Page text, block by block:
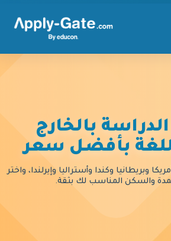
بالخارج
بأفضل سعر
وبريطانيا وكندا وأستراليا وإيرلندا، واختر
والسكن المناسب لك بثقة.